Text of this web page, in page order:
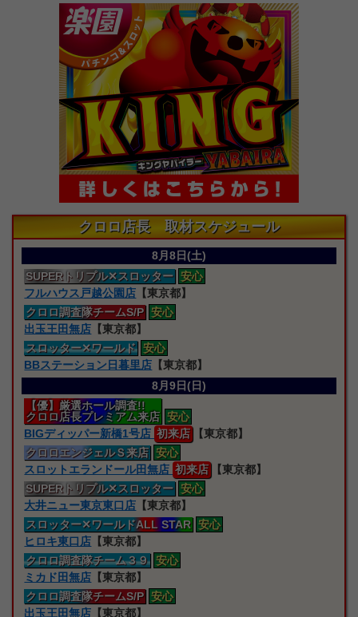
クロロ店長 取材スケジュール
8月8日(土)
SUPERトリプル✕スロッター 安心
フルハウス戸越公園店 【東京都】
クロロ調査隊チームS/P 安心
出玉王田無店 【東京都】
スロッター✕ワールド 安心
BBステーション日暮里店 【東京都】
8月9日(日)
【優】厳選ホール調査!!
クロロ店長プレミアム来店 安心
BIGディッパー新橋1号店 初来店
【東京都】
クロロエンジェルＳ来店 安心
スロットエランドール田無店 初来店
【東京都】
SUPERトリプル✕スロッター 安心
大井ニュー東京東口店 【東京都】
スロッター✕ワールドALL STAR 安心
ヒロキ東口店 【東京都】
クロロ調査隊チーム３９ 安心
ミカド田無店 【東京都】
クロロ調査隊チームS/P 安心
出玉王田無店 【東京都】